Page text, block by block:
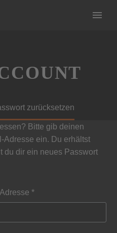
zurücksetzen
Bitte gib deinen
Adresse ein. Du erhältst
du dir ein neues Passwort
*